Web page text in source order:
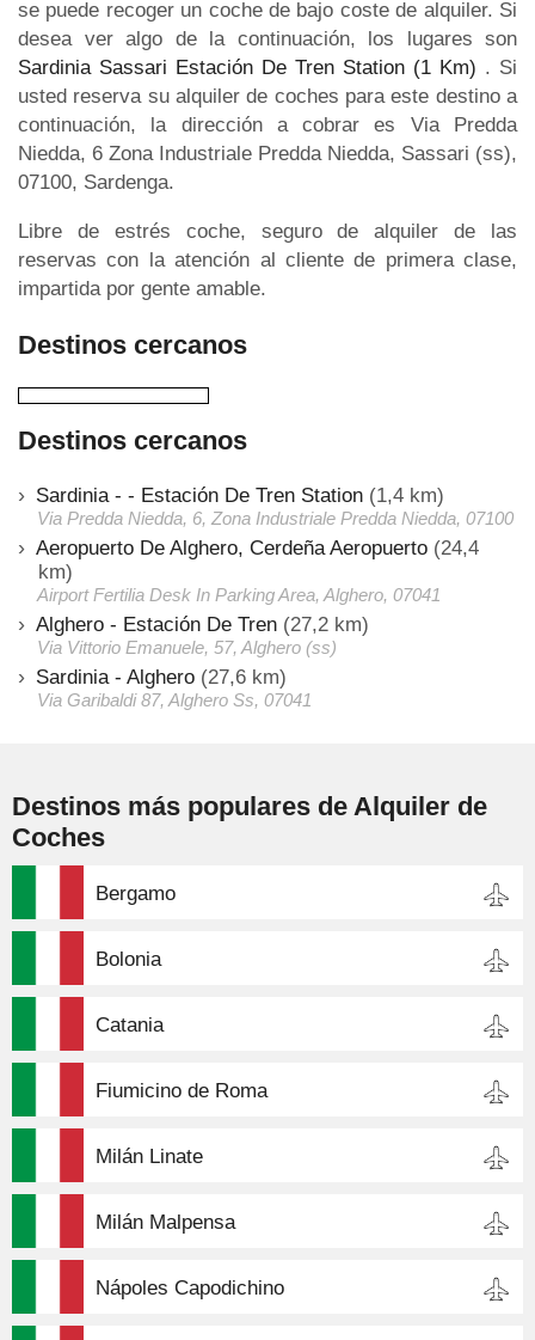
se puede recoger un coche de bajo coste de alquiler. Si
desea ver algo de la continuación, los lugares son
Sardinia Sassari Estación De Tren Station (1 Km) . Si
usted reserva su alquiler de coches para este destino a
continuación, la dirección a cobrar es Via Predda
Niedda, 6 Zona Industriale Predda Niedda, Sassari (ss),
07100, Sardenga.
Libre de estrés coche, seguro de alquiler de las
reservas con la atención al cliente de primera clase,
impartida por gente amable.
Destinos cercanos
Destinos cercanos
Sardinia - - Estación De Tren Station (1,4 km)
Via Predda Niedda, 6, Zona Industriale Predda Niedda, 07100
Aeropuerto De Alghero, Cerdeña Aeropuerto (24,4
km)
Airport Fertilia Desk In Parking Area, Alghero, 07041
Alghero - Estación De Tren (27,2 km)
Via Vittorio Emanuele, 57, Alghero (ss)
Sardinia - Alghero (27,6 km)
Via Garibaldi 87, Alghero Ss, 07041
Destinos más populares de Alquiler de
Coches
Bergamo
Bolonia
Catania
Fiumicino de Roma
Milán Linate
Milán Malpensa
Nápoles Capodichino